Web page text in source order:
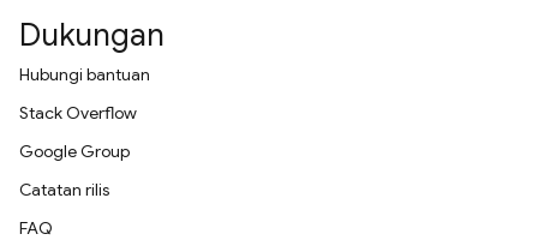
Dukungan
Hubungi bantuan
Stack Overflow
Google Group
Catatan rilis
FAQ